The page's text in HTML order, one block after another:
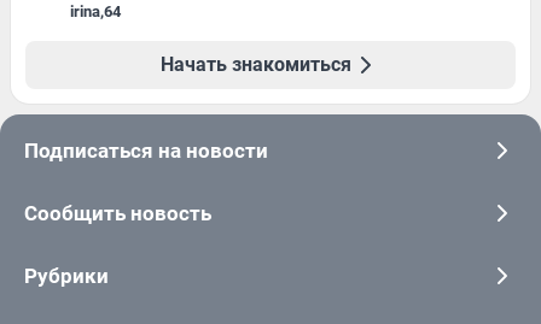
irina,64
Начать знакомиться
Подписаться на новости
Сообщить новость
Рубрики